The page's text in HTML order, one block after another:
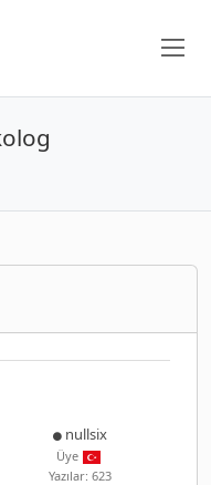
nullsix
Üye
Yazılar: 623